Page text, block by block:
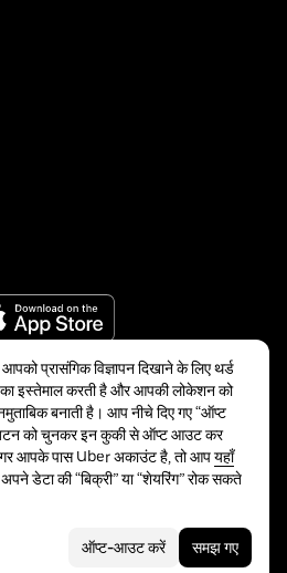
प्रासंगिक विज्ञापन दिखाने के लिए थर्ड
का इस्तेमाल करती है और आपकी लोकेशन को
बनाती है। आप नीचे दिए गए “ऑप्ट
को चुनकर इन कुकी से ऑप्ट आउट कर
आपके पास Uber अकाउंट है, तो आपयहाँ
डेटा की “बिक्री” या “शेयरिंग” रोक सकते
ऑप्ट-आउट करें समझ गए